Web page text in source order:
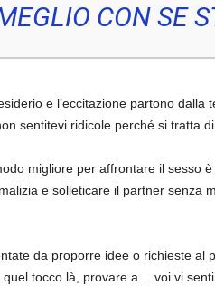
CON SE
e l’eccitazione partono dalla
sentitevi ridicole perché si tratta
migliore per affrontare il sesso
e solleticare il partner
da proporre idee o richieste al
tocco là, provare a… voi vi